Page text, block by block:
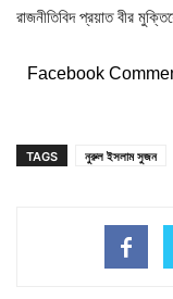
রাজনীতিবিদ প্রয়াত বীর
Facebook
TAGS নুরুল ইসলাম সুজন